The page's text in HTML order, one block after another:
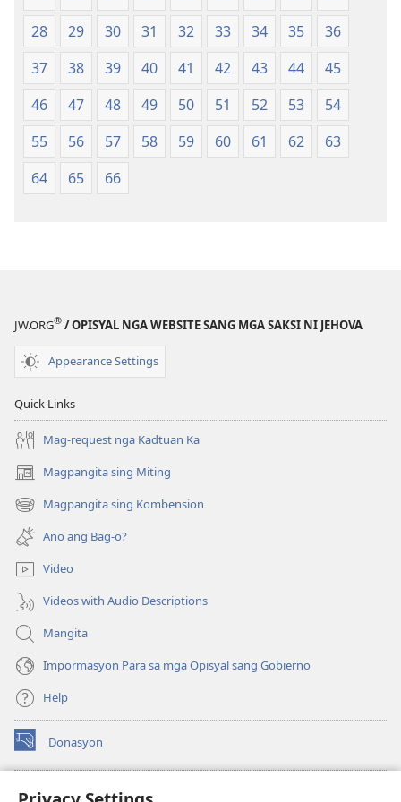
nga
Kasulatan
(2014 nga
Edisyon)
Kasulatan
(2014 nga
Edisyon)
28
29 30 31 32 33 34 35
36
37
38 39 40 41 42 43 44
45
46
47 48 49 50 51 52 53
54
55
56 57 58 59 60 61 62
63
64
65 66
JW.ORG® / OPISYAL NGA WEBSITE SANG MGA SAKSI NI JEHOVA
Appearance Settings
Quick Links
Mag-request nga Kadtuan Ka
Magpangita sing Miting
(opens
new
window)
Magpangita sing Kombension
(opens
new
window)
Ano ang Bag-o?
Video
Videos with Audio Descriptions
Mangita
Impormasyon Para sa mga Opisyal sang Gobierno
Help
Donasyon
(opens
new
Watchtower ONLINE LIBRARY™